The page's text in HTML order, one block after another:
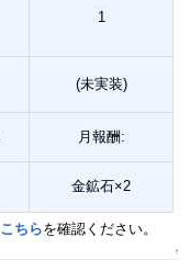
1
(未実装)
月報酬:
金鉱石×2
こちらを確認ください。
↑